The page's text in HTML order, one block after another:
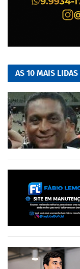
AS 10 MAIS LIDAS